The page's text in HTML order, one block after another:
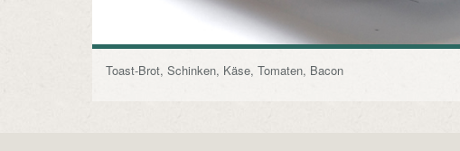
Toast-Brot, Schinken, Käse, Tomaten, Bacon